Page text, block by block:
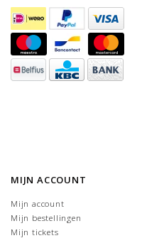
MIJN ACCOUNT
Mijn account
Mijn bestellingen
Mijn tickets